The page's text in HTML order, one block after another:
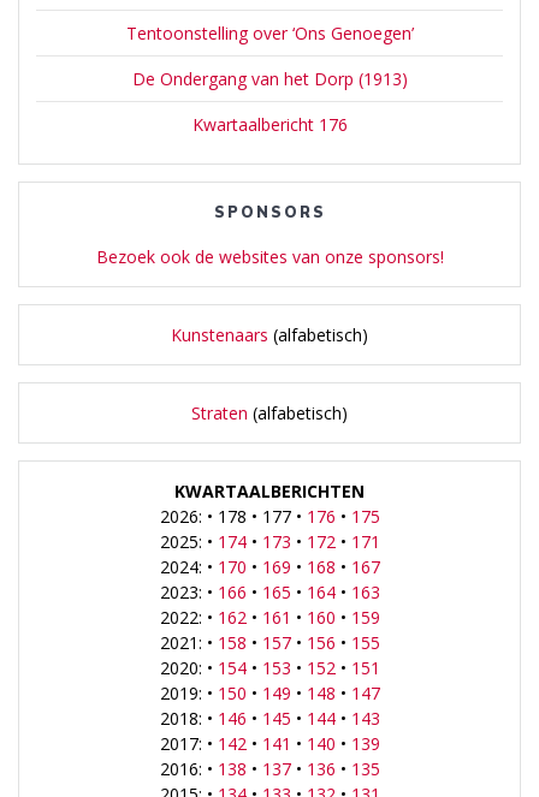
Tentoonstelling over ‘Ons Genoegen’
De Ondergang van het Dorp (1913)
Kwartaalbericht 176
SPONSORS
Bezoek ook de websites van onze sponsors!
Kunstenaars (alfabetisch)
Straten (alfabetisch)
KWARTAALBERICHTEN
2026: • 178 • 177 • 176 • 175
2025: • 174• 173 • 172 • 171
2024: • 170 • 169 • 168 • 167
2023: • 166 • 165 • 164• 163
2022: • 162 • 161 • 160 • 159
2021: • 158 • 157• 156 • 155
2020: • 154• 153 • 152 • 151
2019: • 150 • 149 • 148 • 147
2018: • 146 • 145 • 144• 143
2017: • 142 • 141 • 140 • 139
2016: • 138 • 137• 136 • 135